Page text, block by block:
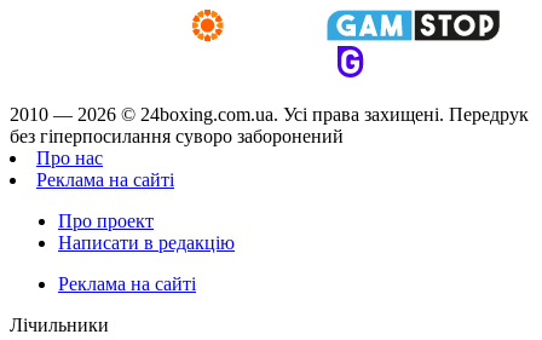
2010 — 2026 © 24boxing.com.ua. Усi права захищенi. Передрук
без гіперпосилання суворо заборонений
Про нас
Реклама на сайті
Про проект
Написати в редакцію
Реклама на сайті
Лічильники